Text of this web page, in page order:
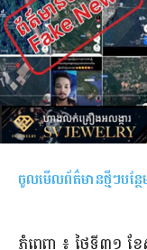
ចូលមើលព័ត៌មានថ្មីៗបន្ថ
ភ្នំពេញ ៖ ថ្ងៃទី៣១ ខ